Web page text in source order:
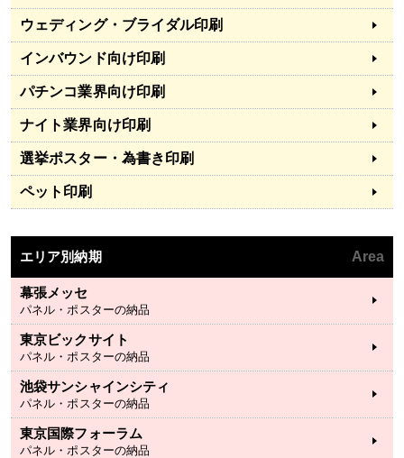
ウェディング・ブライダル印刷
インバウンド向け印刷
パチンコ業界向け印刷
ナイト業界向け印刷
選挙ポスター・為書き印刷
ペット印刷
エリア別納期 Area
幕張メッセ
パネル・ポスターの納品
東京ビックサイト
パネル・ポスターの納品
池袋サンシャインシティ
パネル・ポスターの納品
東京国際フォーラム
パネル・ポスターの納品